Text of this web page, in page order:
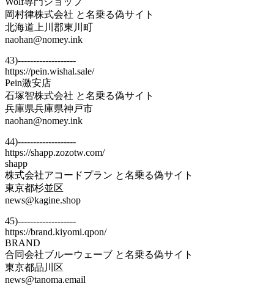
岡村律株式会社 と名乗る偽サイト
北海道上川郡東川町
naohan@nomey.ink
43)-------------------
https://pein.wishal.sale/
Pein激安店
石塚智株式会社 と名乗る偽サイト
兵庫県兵庫県神戸市
naohan@nomey.ink
44)-------------------
https://shapp.zozotw.com/
shapp
株式会社アコードプラン と名乗る偽サイト
東京都杉並区
news@kagine.shop
45)-------------------
https://brand.kiyomi.qpon/
BRAND
合同会社ブルーウェーブ と名乗る偽サイト
東京都品川区
news@tanoma.email